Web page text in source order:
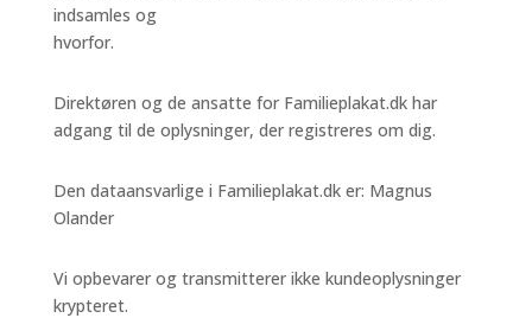
indsamles og
hvorfor.
Direktøren og de ansatte for Familieplakat.dk har
adgang til de oplysninger, der registreres om dig.
Den dataansvarlige i Familieplakat.dk er: Magnus
Olander
Vi opbevarer og transmitterer ikke kundeoplysninger
krypteret.